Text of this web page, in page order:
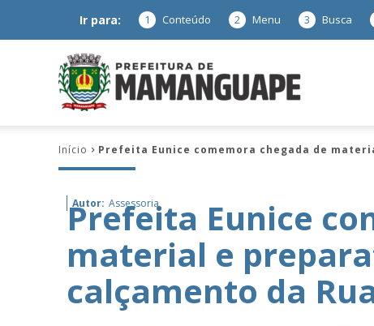
Ir para: 1 Conteúdo 2 Menu 3 Busca
Mamanguape
Início Prefeita Eunice comemora chegada de
Autor: Assessoria
Prefeita Eunice
material e
calçamento da